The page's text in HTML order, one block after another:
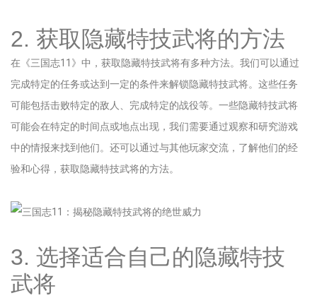
2. 获取隐藏特技武将的方法
在《三国志11》中，获取隐藏特技武将有多种方法。我们可以通过
完成特定的任务或达到一定的条件来解锁隐藏特技武将。这些任务
可能包括击败特定的敌人、完成特定的战役等。一些隐藏特技武将
可能会在特定的时间点或地点出现，我们需要通过观察和研究游戏
中的情报来找到他们。还可以通过与其他玩家交流，了解他们的经
验和心得，获取隐藏特技武将的方法。
3. 选择适合自己的隐藏特技
武将